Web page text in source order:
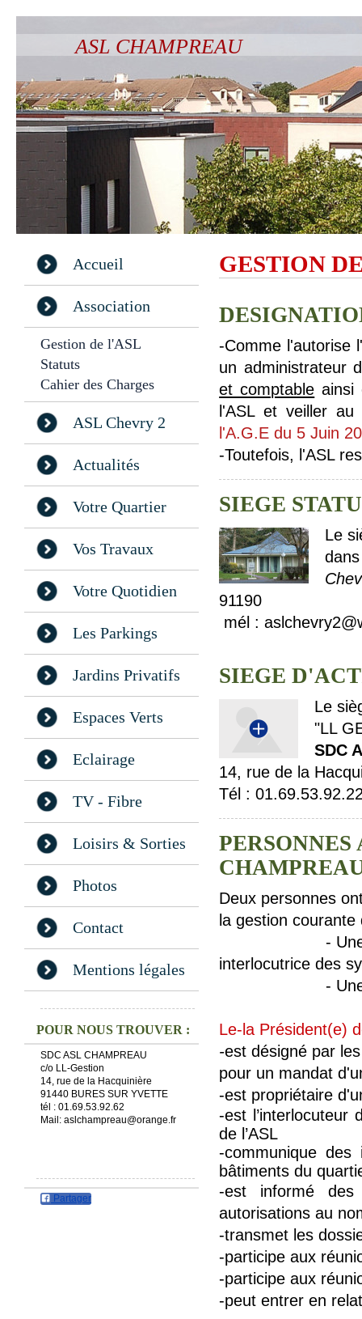
ASL CHAMPREAU
Accueil
Association
Gestion de l'ASL
Statuts
Cahier des Charges
ASL Chevry 2
Actualités
Votre Quartier
Vos Travaux
Votre Quotidien
Les Parkings
Jardins Privatifs
Espaces Verts
Eclairage
TV - Fibre
Loisirs & Sorties
Photos
Contact
Mentions légales
POUR NOUS TROUVER :
SDC ASL CHAMPREAU
c/o LL-Gestion
14, rue de la Hacquinière
91440 BURES SUR YVETTE
tél : 01.69.53.92.62
Mail: aslchampreau@orange.fr
Partager
GESTION
-Comme l'autorise
un administrateur
et comptable ainsi
l'ASL et veiller
l'A.G.E du 5 Juin
-Toutefois, l'ASL
SIEGE
Le
91190
mél :
SIEGE
Le
"LL
SDC
14, rue de la
Tél :
Deux personnes
la gestion courante
- Une
interlocutrice des
- Une
Le-la Président(e)
-est désigné par
pour un mandat
-est propriétaire
-est l’interlocuteur
de l’ASL
-communique des
bâtiments du
-est informé
autorisations au
-transmet les
-participe aux
-participe aux
-peut entrer en